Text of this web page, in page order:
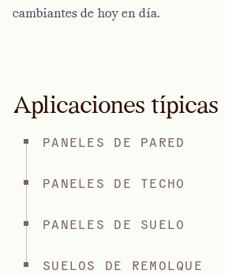
cambiantes de hoy en día.
Aplicaciones típicas
PANELES DE PARED
PANELES DE TECHO
PANELES DE SUELO
SUELOS DE REMOLQUE